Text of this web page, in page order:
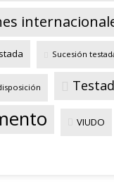
Sucesión
VIUDO